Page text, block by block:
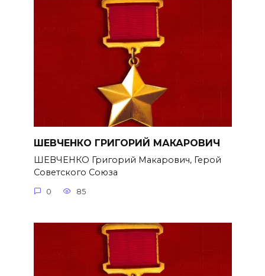
ШЕВЧЕНКО ГРИГОРИЙ МАКАРОВИЧ
ШЕВЧЕНКО Григорий Макарович, Герой
Советского Союза
0 85